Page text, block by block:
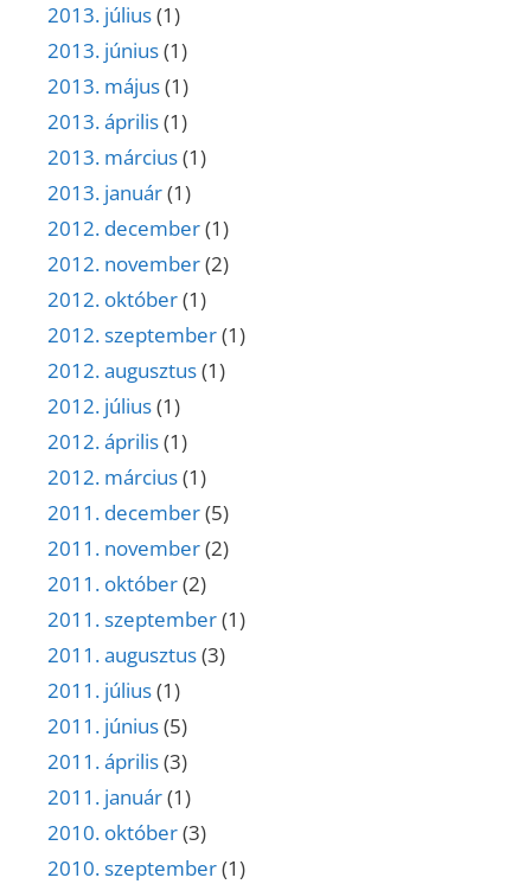
2013. július(1)
2013. június(1)
2013. május(1)
2013. április(1)
2013. március(1)
2013. január(1)
2012. december(1)
2012. november(2)
2012. október(1)
2012. szeptember(1)
2012. augusztus(1)
2012. július(1)
2012. április(1)
2012. március(1)
2011. december(5)
2011. november(2)
2011. október(2)
2011. szeptember(1)
2011. augusztus(3)
2011. július(1)
2011. június(5)
2011. április(3)
2011. január(1)
2010. október(3)
2010. szeptember(1)